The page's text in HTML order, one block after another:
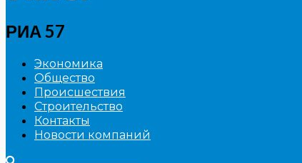
РИА 57
Экономика
Общество
Происшествия
Строительство
Контакты
Новости компаний